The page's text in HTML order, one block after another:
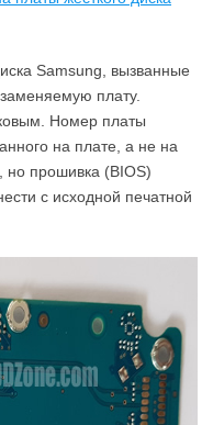
Samsung, вызванные
плату.
Номер платы
на плате, а не на
но прошивка (BIOS)
с исходной печатной